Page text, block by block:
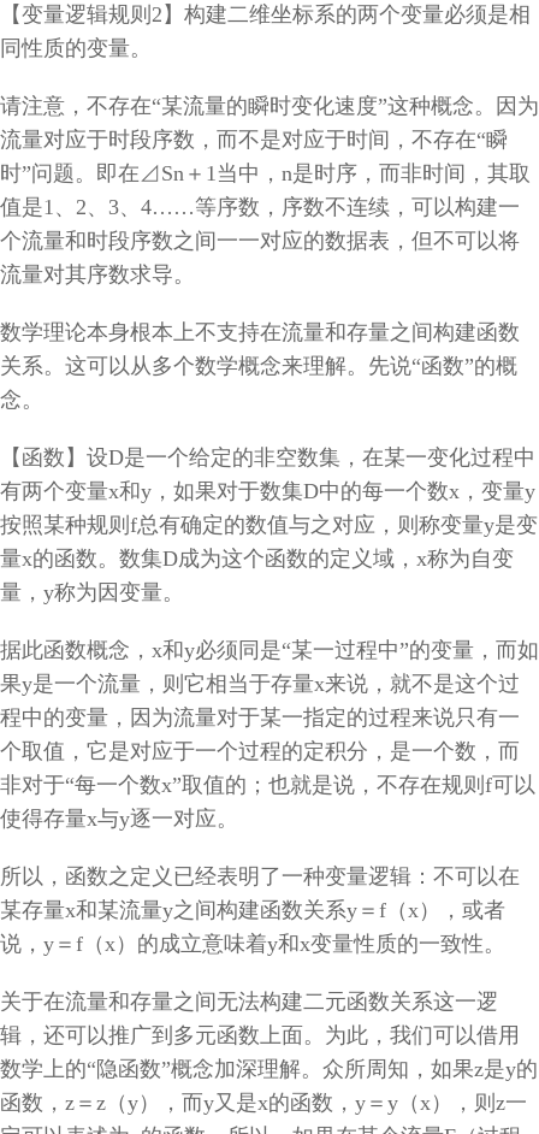
【变量逻辑规则 2 】构建二维坐标系的两个变量必须是相
同性质的变量。
请注意，不存在“某流量的瞬时变化速度”这种概念。因为
流量对应于时段序数，而不是对应于时间，不存在“瞬
时”问题。即在⊿Sn＋1当中，n是时序，而非时间，其取
值是1、2、3、4……等序数，序数不连续，可以构建一
个流量和时段序数之间一一对应的数据表，但不可以将
流量对其序数求导。
数学理论本身根本上不支持在流量和存量之间构建函数
关系。这可以从多个数学概念来理解。先说“函数”的概
念。
【函数】设D是一个给定的非空数集，在某一变化过程中
有两个变量x和y ，如果对于数集D中的每一个数x ，变量y
按照某种规则 f总有确定的数值与之对应，则称变量y是变
量x的函数。数集D成为这个函数的定义域， x称为自变
量， y称为因变量。
据此函数概念， x和y必须同是“某一过程中”的变量，而如
果y是一个流量，则它相当于存量x来说，就不是这个过
程中的变量，因为流量对于某一指定的过程来说只有一
个取值，它是对应于一个过程的定积分，是一个数，而
非对于“每一个数x”取值的；也就是说，不存在规则 f可以
使得存量x与y逐一对应。
所以，函数之定义已经表明了一种变量逻辑：不可以在
某存量x和某流量y之间构建函数关系y ＝ f （x），或者
说， y ＝ f （x）的成立意味着y和x变量性质的一致性。
关于在流量和存量之间无法构建二元函数关系这一逻
辑，还可以推广到多元函数上面。为此，我们可以借用
数学上的“隐函数”概念加深理解。众所周知，如果z是y的
函数， z ＝ z （y），而y又是x的函数， y ＝ y （x），则 z一